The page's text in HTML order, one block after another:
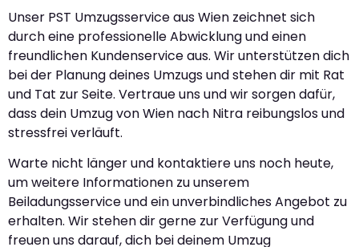
Unser PST Umzugsservice aus Wien zeichnet sich
durch eine professionelle Abwicklung und einen
freundlichen Kundenservice aus. Wir unterstützen dich
bei der Planung deines Umzugs und stehen dir mit Rat
und Tat zur Seite. Vertraue uns und wir sorgen dafür,
dass dein Umzug von Wien nach Nitra reibungslos und
stressfrei verläuft.
Warte nicht länger und kontaktiere uns noch heute,
um weitere Informationen zu unserem
Beiladungsservice und ein unverbindliches Angebot zu
erhalten. Wir stehen dir gerne zur Verfügung und
freuen uns darauf, dich bei deinem Umzug